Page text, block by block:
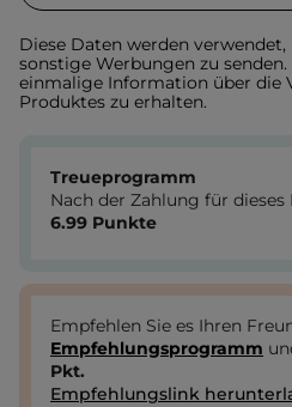
Diese Daten werden
sonstige Werbungen zu
einmalige Information über die
Produktes zu erhalten.
Treueprogramm
Nach der Zahlung für
6.99 Punkte
Empfehlen Sie es Ihren
Empfehlungsprogramm
Pkt.
Empfehlungslink